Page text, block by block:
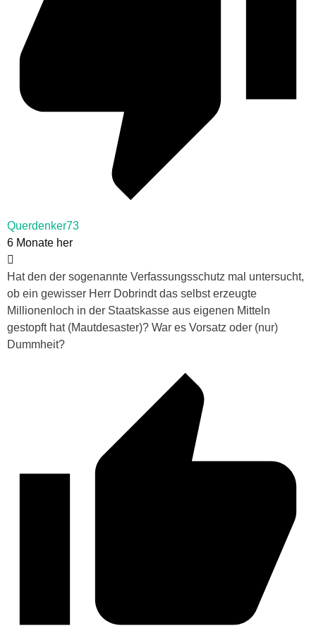
Querdenker73
6 Monate her
Hat den der sogenannte Verfassungsschutz mal untersucht,
ob ein gewisser Herr Dobrindt das selbst erzeugte
Millionenloch in der Staatskasse aus eigenen Mitteln
gestopft hat (Mautdesaster)? War es Vorsatz oder (nur)
Dummheit?